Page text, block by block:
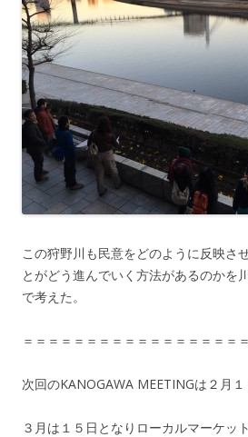
この狩野川も民意をどのように反映さ
とがどう進んでいく方法があるのかを
で考えた。
＝＝＝＝＝＝＝＝＝＝＝＝＝＝＝＝＝
次回のKANOGAWA MEETINGは２月１
３月は１５日となりローカルマーケット